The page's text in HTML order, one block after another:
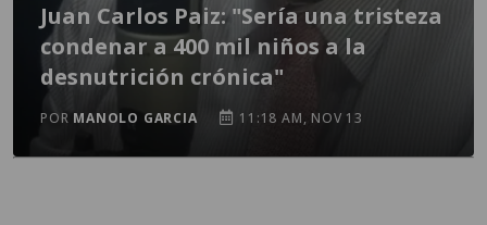
Juan Carlos Paiz: "Sería una tristeza
condenar a 400 mil niños a la
desnutrición crónica"
POR MANOLO GARCIA 11:18 AM, NOV 13